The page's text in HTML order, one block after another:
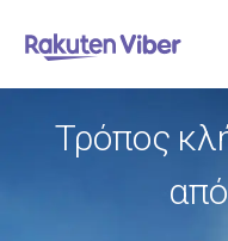
Τρόπος